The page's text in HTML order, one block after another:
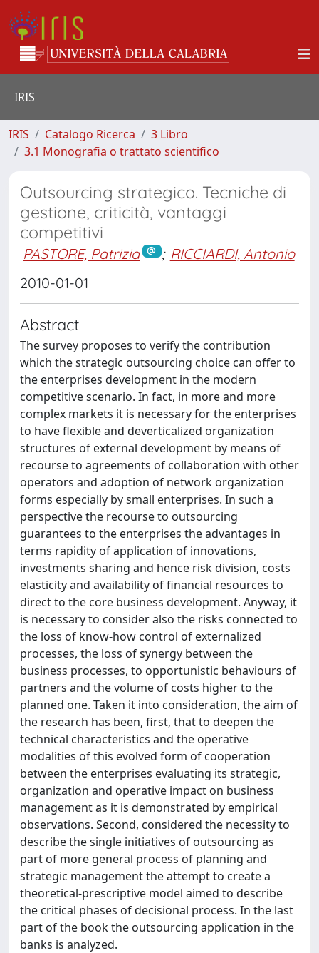
IRIS
IRIS Catalogo Ricerca
3 Libro
3.1 Monografia o trattato scientifico
Outsourcing strategico. Tecniche di
gestione, criticità, vantaggi
competitivi
PASTORE, Patrizia ; RICCIARDI, Antonio
2010-01-01
Abstract
The survey proposes to verify the contribution
which the strategic outsourcing choice can offer to
the enterprises development in the modern
competitive scenario. In fact, in more and more
complex markets it is necessary for the enterprises
to have flexible and deverticalized organization
structures of external development by means of
recourse to agreements of collaboration with other
operators and adoption of network organization
forms especially by small enterprises. In such a
perspective the recourse to outsourcing
guarantees to the enterprises the advantages in
terms rapidity of application of innovations,
investments sharing and hence risk division, costs
elasticity and availability of financial resources to
direct to the core business development. Anyway, it
is necessary to consider also the risks connected to
the loss of know-how control of externalized
processes, the loss of synergy between the
business processes, to opportunistic behaviours of
partners and the volume of costs higher to the
planned one. Taken it into consideration, the aim of
the research has been, first, that to deepen the
technical characteristics and the operative
modalities of this evolved form of cooperation
between the enterprises evaluating its strategic,
organization and operative impact on business
management as it is demonstrated by empirical
observations. Second, considered the necessity to
describe the single initiatives of outsourcing as
part of more general process of planning and
strategic management the attempt to create a
theoretical-prescriptive model aimed to describe
the critical phases of decisional process. In the last
part of the book the outsourcing application in the
banks is analyzed.